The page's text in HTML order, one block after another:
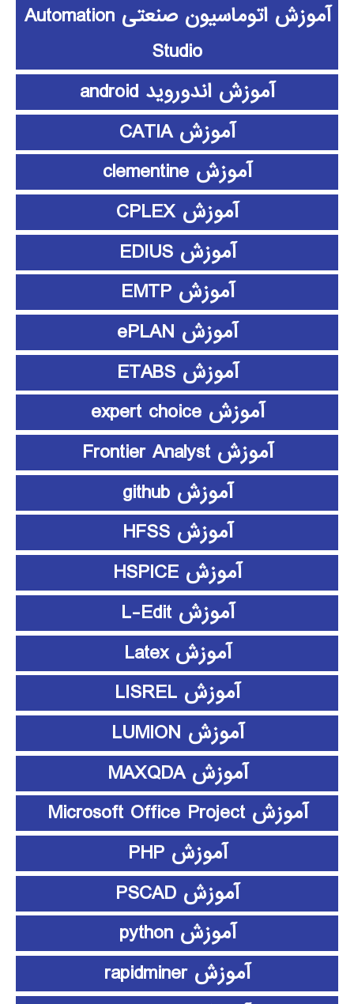
آموزش اتوماسیون صنعتی Automation
Studio
آموزش اندوروید android
آموزش CATIA
آموزش clementine
آموزش CPLEX
آموزش EDIUS
آموزش EMTP
آموزش ePLAN
آموزش ETABS
آموزش expert choice
آموزش Frontier Analyst
آموزش github
آموزش HFSS
آموزش HSPICE
آموزش L-Edit
آموزش Latex
آموزش LISREL
آموزش LUMION
آموزش MAXQDA
آموزش Microsoft Office Project
آموزش PHP
آموزش PSCAD
آموزش python
آموزش rapidminer